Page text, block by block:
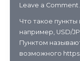
Экономические
и
новости
рынка
Leave a Comment
Что такое пункты
например, USD/
Пунктом
возможного